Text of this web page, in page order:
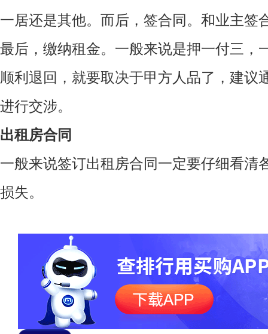
一居还是其他。而后，签合同。和业主签
最后，缴纳租金。一般来说是押一付三，
顺利退回，就要取决于甲方人品了，建议
进行交涉。
出租房合同
一般来说签订出租房合同一定要仔细看清
损失。